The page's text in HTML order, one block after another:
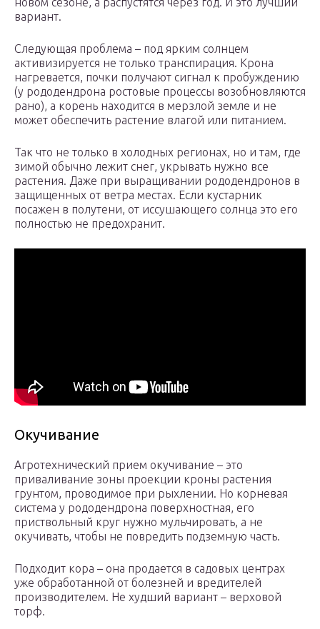
вариант.
Следующая проблема – под ярким солнцем
активизируется не только транспирация. Крона
нагревается, почки получают сигнал к пробуждению
(у рододендрона ростовые процессы возобновляются
рано), а корень находится в мерзлой земле и не
может обеспечить растение влагой или питанием.
Так что не только в холодных регионах, но и там, где
зимой обычно лежит снег, укрывать нужно все
растения. Даже при выращивании рододендронов в
защищенных от ветра местах. Если кустарник
посажен в полутени, от иссушающего солнца это его
полностью не предохранит.
Окучивание
Агротехнический прием окучивание – это
приваливание зоны проекции кроны растения
грунтом, проводимое при рыхлении. Но корневая
система у рододендрона поверхностная, его
приствольный круг нужно мульчировать, а не
окучивать, чтобы не повредить подземную часть.
Подходит кора – она продается в садовых центрах
уже обработанной от болезней и вредителей
производителем. Не худший вариант – верховой
торф.